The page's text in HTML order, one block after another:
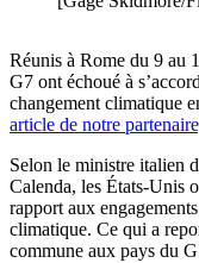
Réunis à Rome du 9 au
G7 ont échoué à
changement climatique
article de notre
Selon le ministre italien
Calenda, les États-Unis
rapport aux
climatique. Ce qui a
commune aux pays du